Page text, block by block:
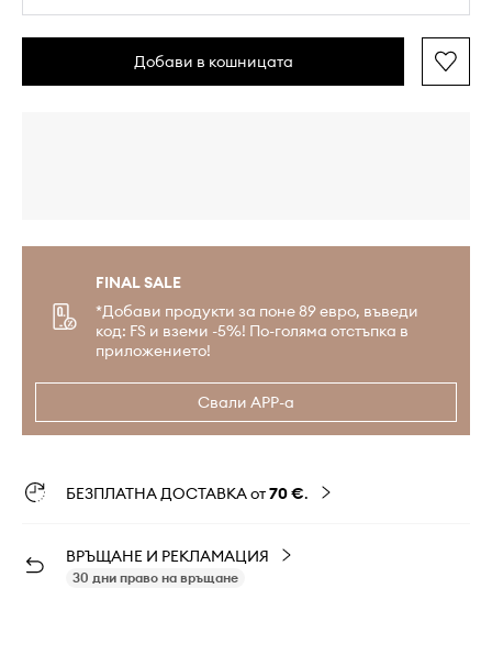
Добави в кошницата
FINAL SALE
*Добави продукти за поне 89 евро, въведи
код: FS и вземи -5%! По-голяма отстъпка в
приложението!
Свали APP-а
БЕЗПЛАТНА ДОСТАВКА от70 €.
ВРЪЩАНЕ И РЕКЛАМАЦИЯ
30 дни право на връщане